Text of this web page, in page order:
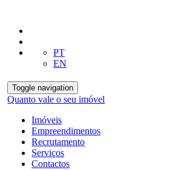
PT
EN
Toggle navigation
Quanto vale o seu imóvel
Imóveis
Empreendimentos
Recrutamento
Serviços
Contactos